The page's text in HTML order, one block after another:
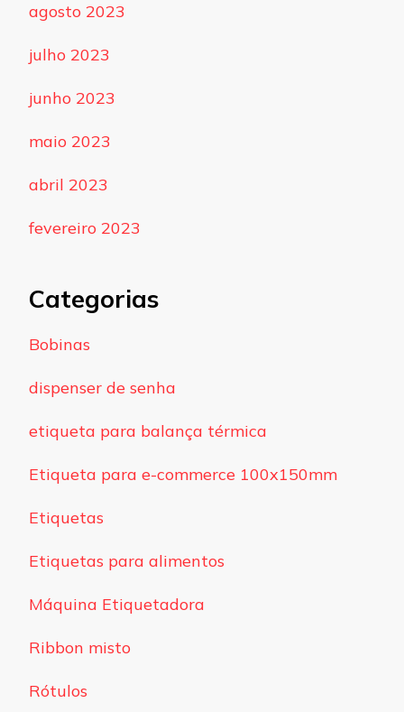
agosto 2023
julho 2023
junho 2023
maio 2023
abril 2023
fevereiro 2023
Categorias
Bobinas
dispenser de senha
etiqueta para balança térmica
Etiqueta para e-commerce 100x150mm
Etiquetas
Etiquetas para alimentos
Máquina Etiquetadora
Ribbon misto
Rótulos